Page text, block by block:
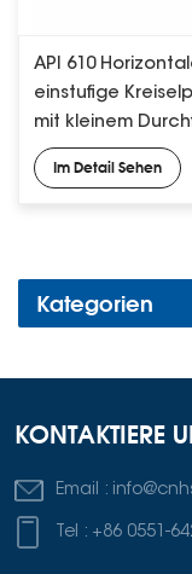
API 610
einstufige
mit kleinem
Im Detail Sehen
Kategorien
KONTAKTIERE
Email :
Tel : +86 0551-